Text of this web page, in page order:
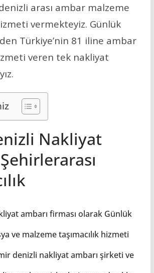
arası ambar malzeme
vermekteyiz. Günlük
Türkiye’nin 81 iline ambar
veren tek nakliyat
Nakliyat
ambarı firması olarak Günlük
ve malzeme taşımacılık hizmeti
denizli nakliyat ambarı şirketi ve